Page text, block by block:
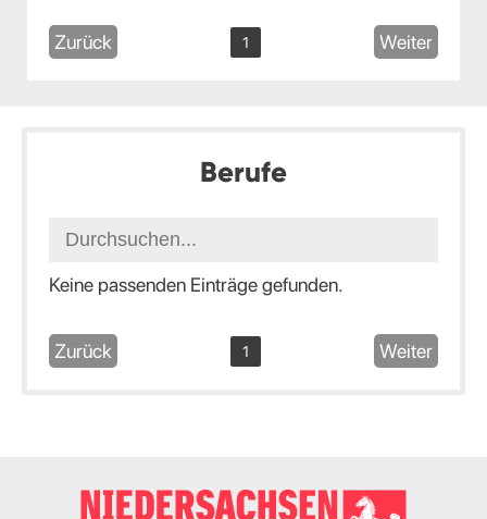
Zurück 1 Weiter
Berufe
Keine passenden Einträge gefunden.
Zurück 1 Weiter